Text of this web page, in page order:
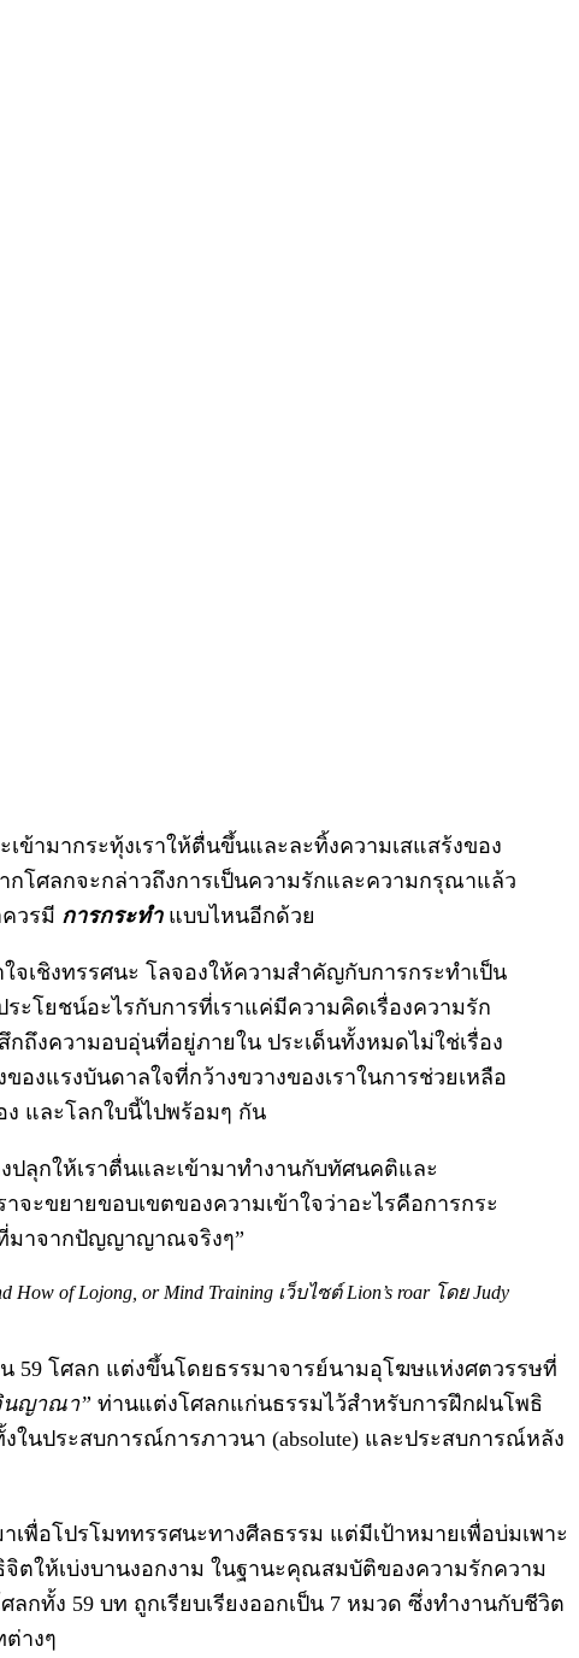
เข้ามากระทุ้งเราให้ตื่นขึ้นและละทิ้งความเสแสร้งของ
ากโศลกจะกล่าวถึงการเป็นความรักและความกรุณาแล้ว
วรมี การกระทำแบบไหนอีกด้วย
จเชิงทรรศนะ โลจองให้ความสำคัญกับการกระทำเป็น
ระโยชน์อะไรกับการที่เราแค่มีความคิดเรื่องความรัก
กถึงความอบอุ่นที่อยู่ภายใน ประเด็นทั้งหมดไม่ใช่เรื่อง
ของแรงบันดาลใจที่กว้างขวางของเราในการช่วยเหลือ
ง และโลกใบนี้ไปพร้อมๆ กัน
ปลุกให้เราตื่นและเข้ามาทำงานกับทัศนคติและ
าจะขยายขอบเขตของความเข้าใจว่าอะไรคือการกระ
มาจากปัญญาญาณจริงๆ”
How of Lojong, or Mind Training เว็บไซต์ Lion’s roar โดย Judy
59 โศลก แต่งขึ้นโดยธรรมาจารย์นามอุโฆษแห่งศตวรรษที่
นญาณา” ท่านแต่งโศลกแก่นธรรมไว้สำหรับการฝึกฝนโพธิ
นประสบการณ์การภาวนา (absolute) และประสบการณ์หลัง
เพื่อโปรโมททรรศนะทางศีลธรรม แต่มีเป้าหมายเพื่อบ่มเพาะ
ตให้เบ่งบานงอกงาม ในฐานะคุณสมบัติของความรักความ
กทั้ง 59 บท ถูกเรียบเรียงออกเป็น 7 หมวด ซึ่งทำงานกับชีวิต
ต่างๆ